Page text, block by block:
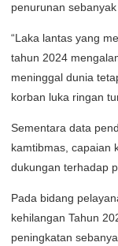
penurunan sebanyak
“Laka lantas yang
tahun 2024
meninggal dunia
korban luka ringan
Sementara data
kamtibmas, capaian
dukungan terhadap
Pada bidang
kehilangan Tahun
peningkatan